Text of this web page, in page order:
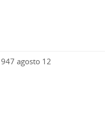
agosto 12